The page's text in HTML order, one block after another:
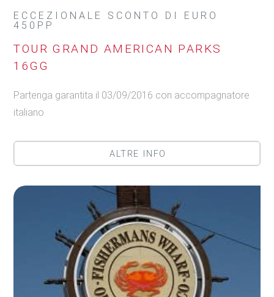
ECCEZIONALE SCONTO DI EURO
450PP
TOUR GRAND AMERICAN PARKS
16GG
Partenga garantita il 03/09/2016 con accompagnatore
italiano
ALTRE INFO